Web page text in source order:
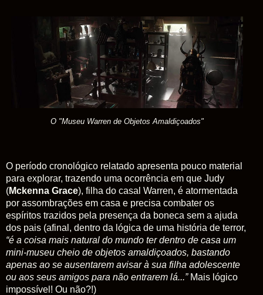
O "Museu Warren de Objetos Amaldiçoados"
O período cronológico relatado apresenta pouco material
para explorar, trazendo uma ocorrência em que Judy
(Mckenna Grace), filha do casal Warren, é atormentada
por assombrações em casa e precisa combater os
espíritos trazidos pela presença da boneca sem a ajuda
dos pais (afinal, dentro da lógica de uma história de terror,
“é a coisa mais natural do mundo ter dentro de casa um
mini-museu cheio de objetos amaldiçoados, bastando
apenas ao se ausentarem avisar à sua filha adolescente
ou aos seus amigos para não entrarem lá...” Mais lógico
impossível! Ou não?!)